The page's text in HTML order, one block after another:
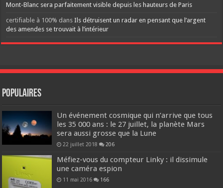
Mont-Blanc sera parfaitement visible depuis les hauteurs de Paris
certifiable à 100% dansIls détruisent un radar en pensant que l’argent
des amendes se trouvait à l’intérieur
Populaires
Un événement cosmique qui n’arrive que tous
les 35 000 ans : le 27 juillet, la planète Mars
sera aussi grosse que la Lune
22 juillet 2018 206
Méfiez-vous du compteur Linky : il dissimule
une caméra espion
11 mai 2016 166